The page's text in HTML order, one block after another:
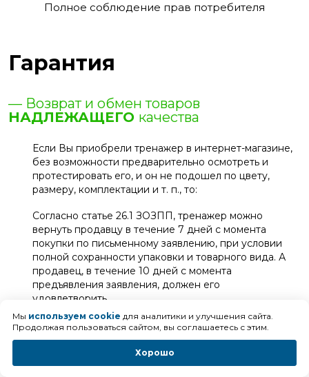
Полное соблюдение прав потребителя
Гарантия
— Возврат и обмен товаров
НАДЛЕЖАЩЕГО качества
Если Вы приобрели тренажер в интернет-магазине,
без возможности предварительно осмотреть и
протестировать его, и он не подошел по цвету,
размеру, комплектации и т. п., то:
Согласно статье 26.1 ЗОЗПП, тренажер можно
вернуть продавцу в течение 7 дней с момента
покупки по письменному заявлению, при условии
полной сохранности упаковки и товарного вида. А
продавец, в течение 10 дней с момента
предъявления заявления, должен его
удовлетворить.
Денежные средства возвращаются за вычетом
расходов продавца на доставку и сборку, если
Мы используем cookie для аналитики и улучшения сайта.
Продолжая пользоваться сайтом, вы соглашаетесь с этим.
Хорошо